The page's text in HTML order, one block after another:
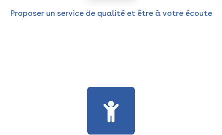
Proposer un service de qualité et être à votre écoute